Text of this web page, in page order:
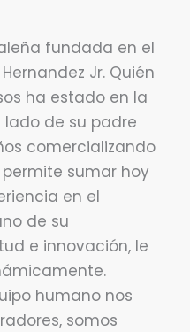
fundada en el
Jr. Quién
ha estado en la
de su padre
comercializando
sumar hoy
en el
de su
e innovación, le
humano nos
somos